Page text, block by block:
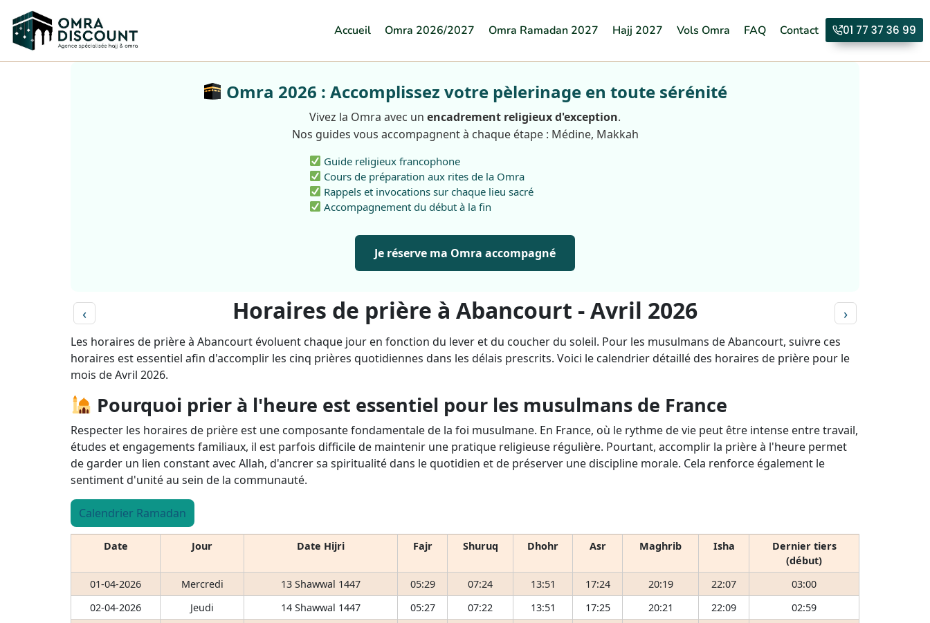
Accueil Omra 2026/2027 Omra Ramadan 2027 Hajj 2027 Vols Omra FAQ Contact 01 77 37 36 99
Omra 2026 : Accomplissez votre pèlerinage en toute sérénité
Vivez la Omra avec un encadrement religieux d'exception.
Nos guides vous accompagnent à chaque étape : Médine, Makkah
Guide religieux francophone
Cours de préparation aux rites de la Omra
Rappels et invocations sur chaque lieu sacré
Accompagnement du début à la fin
Je réserve ma Omra accompagné
‹ Horaires de prière à Abancourt - Avril 2026 ›
Les horaires de prière à Abancourt évoluent chaque jour en fonction du lever et du coucher du soleil. Pour les musulmans de Abancourt, suivre ces
horaires est essentiel afin d'accomplir les cinq prières quotidiennes dans les délais prescrits. Voici le calendrier détaillé des horaires de prière pour le
mois de Avril 2026.
Pourquoi prier à l'heure est essentiel pour les musulmans de France
Respecter les horaires de prière est une composante fondamentale de la foi musulmane. En France, où le rythme de vie peut être intense entre travail,
études et engagements familiaux, il est parfois difficile de maintenir une pratique religieuse régulière. Pourtant, accomplir la prière à l'heure permet
de garder un lien constant avec Allah, d'ancrer sa spiritualité dans le quotidien et de préserver une discipline morale. Cela renforce également le
sentiment d'unité au sein de la communauté.
Calendrier Ramadan
Date Jour Date Hijri Fajr Shuruq Dhohr Asr Maghrib Isha
Dernier tiers
(début)
01-04-2026
Mercredi 13 Shawwal 1447 05:29 07:24 13:51 17:24 20:19 22:07
03:00
02-04-2026
Jeudi 14 Shawwal 1447 05:27 07:22 13:51 17:25 20:21 22:09
02:59